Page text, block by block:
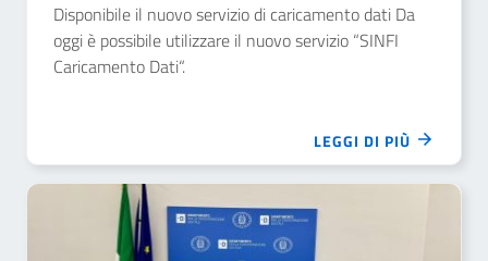
Disponibile il nuovo servizio di caricamento dati Da
oggi è possibile utilizzare il nuovo servizio “SINFI
Caricamento Dati“.
LEGGI DI PIÙ